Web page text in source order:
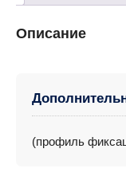
Описание
(профиль